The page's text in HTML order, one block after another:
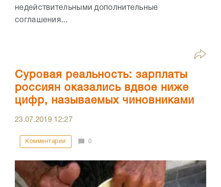
недействительными дополнительные
соглашения...
Суровая реальность: зарплаты
россиян оказались вдвое ниже
цифр, называемых чиновниками
23.07.2019 12:27
Комментарии 0